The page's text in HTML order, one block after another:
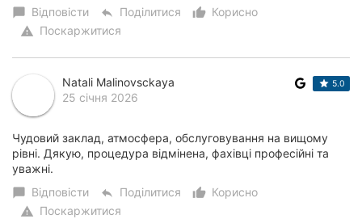
chat_bubble Відповісти reply Поділитися thumb_up_alt
Корисно
warning Поскаржитися
Natali Malinovsckaya
25 січня 2026
5.0
Чудовий заклад, атмосфера, обслуговування на вищому
рівні. Дякую, процедура відмінена, фахівці професійні та
уважні.
chat_bubble Відповісти reply Поділитися thumb_up_alt
Корисно
warning Поскаржитися